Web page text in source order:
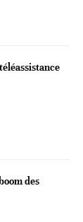
des